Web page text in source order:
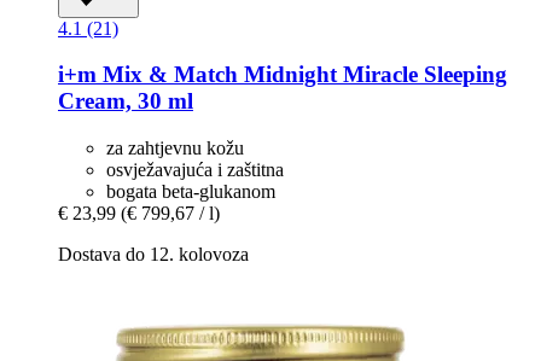
4.1 (21)
i+m Mix & Match Midnight Miracle Sleeping
Cream, 30 ml
za zahtjevnu kožu
osvježavajuća i zaštitna
bogata beta-glukanom
€ 23,99 (€ 799,67 / l)
Dostava do 12. kolovoza